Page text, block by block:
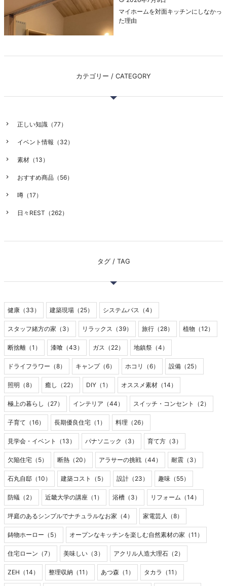
マイホームを対面キッチンにしなかっ
た理由
カテゴリー / CATEGORY
正しい知識（77）
イベント情報（32）
素材（13）
おすすめ商品（56）
噂（17）
日々REST（262）
タグ / TAG
健康（33） 建築現場（25） システムバス（4）
スタッフ緒方の家（3） リラックス（39） 旅行（28） 植物（12）
断捨離（1） 漆喰（43） ガス（22） 地鎮祭（4）
ドライフラワー（8） キャンプ（6） ホコリ（6） 設備（25）
照明（8） 癒し（22） DIY（1） オススメ素材（14）
極上の暮らし（27） インテリア（44） スイッチ・コンセント（2）
子育て（16） 長期優良住宅（1） 料理（26）
見学会・イベント（13） パナソニック（3） 育て方（3）
欠陥住宅（5） 断熱（20） アラサーの挑戦（44） 耐震（3）
石丸自邸（10） 建築コスト（5） 設計（23） 趣味（55）
防蟻（2） 近畿大学の講座（1） 浴槽（3） リフォーム（14）
坪庭のあるシンプルでナチュラルなお家（4） 家電芸人（8）
鋳物ホーロー（5） オープンなキッチンを楽しむ自然素材の家（11）
住宅ローン（7） 美味しい（3） アクリル人造大理石（2）
ZEH（14） 整理収納（11） あつ森（1） タカラ（11）